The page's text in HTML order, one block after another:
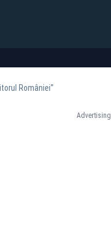
României”
Advertising